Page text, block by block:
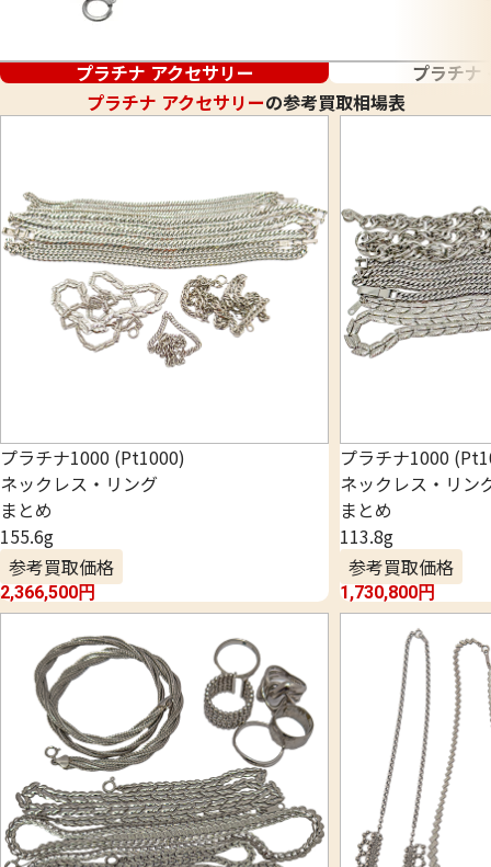
プラチナ アクセサリー
プラチナ
プラチナ アクセサリーの参考買取相場表
プラチナ1000 (Pt1000)
ネックレス・リング
まとめ
155.6g
参考買取価格
2,366,500円
プラチナ1000
ネックレス・リン
まとめ
113.8g
参考買取価格
1,730,800円